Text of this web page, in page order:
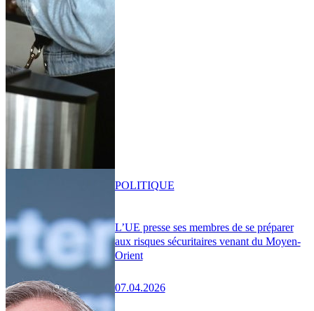
L’UE presse ses membres de se préparer
aux risques sécuritaires venant du Moyen-
Orient
07.04.2026
POLITIQUE